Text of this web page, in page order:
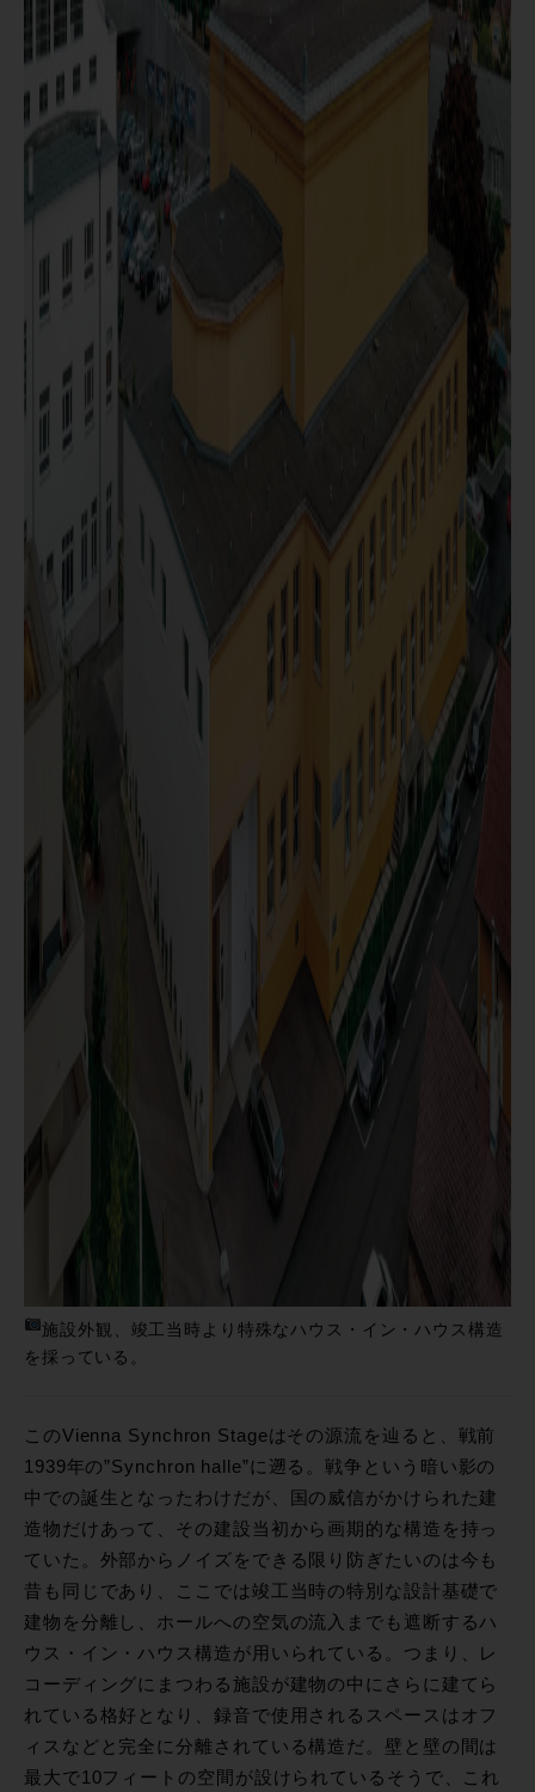
施設外観、竣工当時より特殊なハウス・イン・ハウス構造
を採っている。
このVienna Synchron Stageはその源流を辿ると、戦前
1939年の”Synchron halle”に遡る。戦争という暗い影の
中での誕生となったわけだが、国の威信がかけられた建
造物だけあって、その建設当初から画期的な構造を持っ
ていた。外部からノイズをできる限り防ぎたいのは今も
昔も同じであり、ここでは竣工当時の特別な設計基礎で
建物を分離し、ホールへの空気の流入までも遮断するハ
ウス・イン・ハウス構造が用いられている。つまり、レ
コーディングにまつわる施設が建物の中にさらに建てら
れている格好となり、録音で使用されるスペースはオフ
ィスなどと完全に分離されている構造だ。壁と壁の間は
最大で10フィートの空間が設けられているそうで、これ